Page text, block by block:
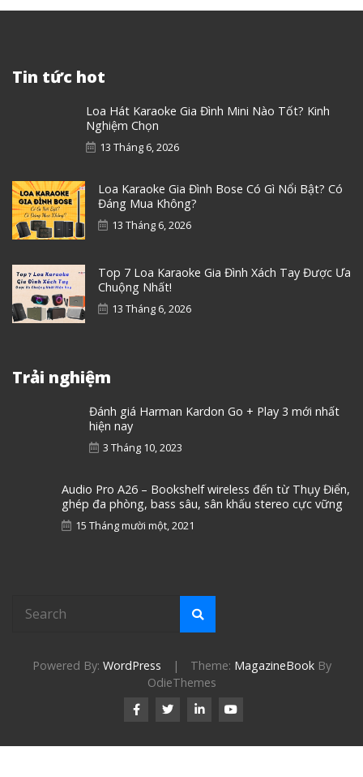
Tin tức hot
Loa Hát Karaoke Gia Đình Mini Nào Tốt? Kinh
Nghiệm Chọn
13 Tháng 6, 2026
Loa Karaoke Gia Đình Bose Có Gì Nổi Bật? Có
Đáng Mua Không?
13 Tháng 6, 2026
Top 7 Loa Karaoke Gia Đình Xách Tay Được Ưa
Chuộng Nhất!
13 Tháng 6, 2026
Trải nghiệm
Đánh giá Harman Kardon Go + Play 3 mới nhất
hiện nay
3 Tháng 10, 2023
Audio Pro A26 – Bookshelf wireless đến từ Thụy Điển,
ghép đa phòng, bass sâu, sân khấu stereo cực vững
15 Tháng mười một, 2021
Powered By: WordPress | Theme: MagazineBookBy
OdieThemes